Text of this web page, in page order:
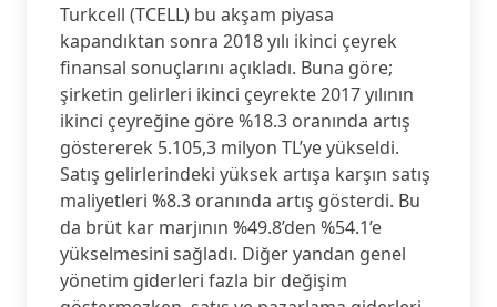
Turkcell (TCELL) bu akşam piyasa
kapandıktan sonra 2018 yılı ikinci çeyrek
finansal sonuçlarını açıkladı. Buna göre;
şirketin gelirleri ikinci çeyrekte 2017 yılının
ikinci çeyreğine göre %18.3 oranında artış
göstererek 5.105,3 milyon TL’ye yükseldi.
Satış gelirlerindeki yüksek artışa karşın satış
maliyetleri %8.3 oranında artış gösterdi. Bu
da brüt kar marjının %49.8’den %54.1’e
yükselmesini sağladı. Diğer yandan genel
yönetim giderleri fazla bir değişim